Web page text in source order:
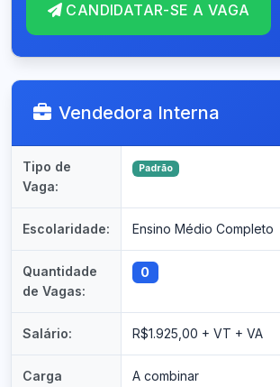
CANDIDATAR-SE A VAGA
Vendedora Interna
Tipo de
Vaga:
Padrão
Escolaridade: Ensino Médio Completo
Quantidade
de Vagas:
0
Salário: R$1.925,00 + VT + VA
Carga
A combinar